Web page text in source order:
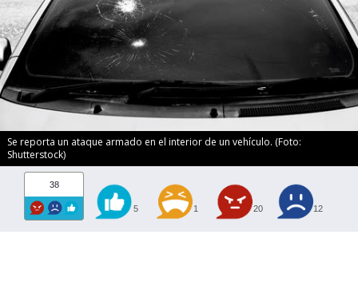
Se reporta un ataque armado en el interior de un vehículo. (Foto:
Shutterstock)
38
5 1 20 12